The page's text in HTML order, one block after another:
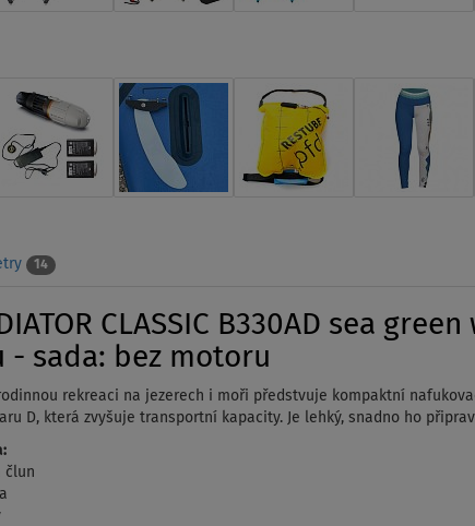
14
CLASSIC B330AD sea
- sada: bez motoru
rekreaci na jezerech i moři předstvuje kompaktní
D, která zvyšuje transportní kapacity. Je lehký, snadno ho
člun